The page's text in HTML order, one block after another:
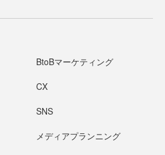
BtoBマーケティング
CX
SNS
メディアプランニング